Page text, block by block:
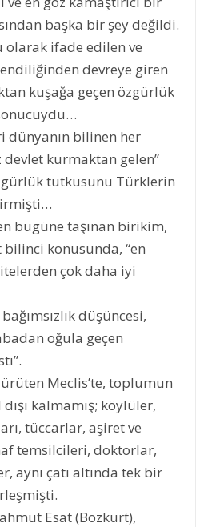
başka bir şey değildi.
olarak ifade edilen ve
devreye giren
kuşağa geçen özgürlük
dünyanın bilinen her
devlet kurmaktan gelen”
tutkusunu Türklerin
bugüne taşınan birikim,
bilinci konusunda, “en
çok daha iyi
düşüncesi,
oğula geçen
Meclis’te, toplumun
kalmamış; köylüler,
tüccarlar, aşiret ve
temsilcileri, doktorlar,
aynı çatı altında tek bir
Esat (Bozkurt),